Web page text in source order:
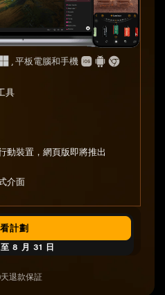
, 平板電腦和手機
具
動裝置，網頁版即將推出
介面
計劃
8 月 31 日
退款保証